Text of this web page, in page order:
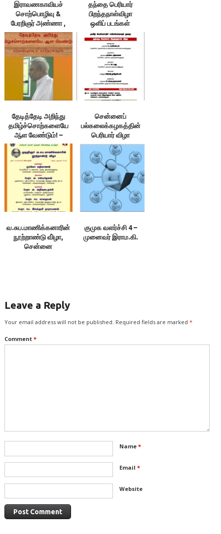
இராவணகாவியச்
சொற்பொழிவு &
பேரறிஞர் அண்ணா ,
தந்தை பெரியார்
படத்திறப்பு, புதுவை
தந்தை பெரியார்
பிறந்தநாள்விழா
ஒளிப் படங்கள்
தேடித்தேடி அறிந்து
தமிழ்ச்சொற்களையே
ஆள வேண்டும்! –
மறவன்புலவு க.
சச்சிதானந்தன்
சென்னைப்
பல்கலைக்கழகத்தின்
பெரியார் விழா
வ.சுப.மாணிக்கனாரின்
நூற்றாண்டு வி்ழா,
சென்னை
குமுக வளர்ச்சி 4 –
முனைவர் இராம.கி.
Leave a Reply
Your email address will not be published. Required fields are marked *
Comment *
Name *
Email *
Website